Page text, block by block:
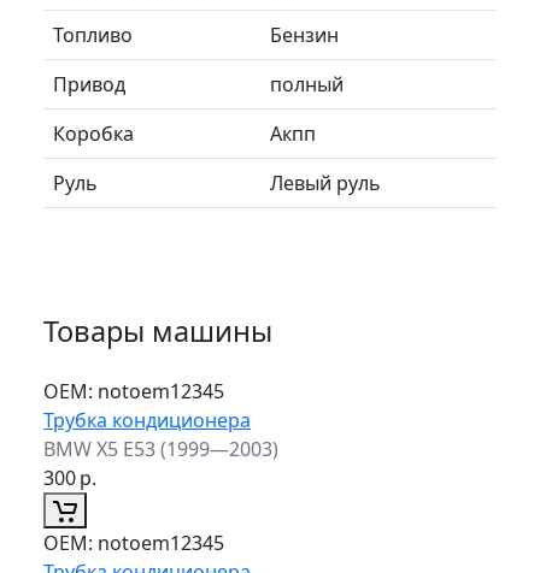
Топливо
Бензин
Привод
полный
Коробка
Акпп
Руль
Левый руль
Товары машины
ОЕМ: notoem12345
Трубка кондиционера
BMW X5 E53 (1999—2003)
300р.
ОЕМ: notoem12345